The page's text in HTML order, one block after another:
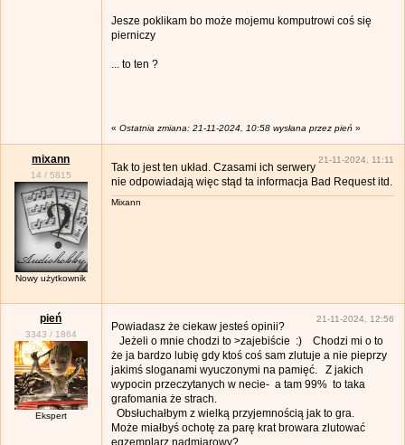
Jesze poklikam bo może mojemu komputrowi coś się
pierniczy
... to ten ?
« Ostatnia zmiana: 21-11-2024, 10:58 wysłana przez pień »
mixann
14 / 5815
Nowy użytkownik
21-11-2024, 11:11
Tak to jest ten układ. Czasami ich serwery
nie odpowiadają więc stąd ta informacja Bad Request itd.
Mixann
pień
3343 / 1864
Ekspert
21-11-2024, 12:56
Powiadasz że ciekaw jesteś opinii?
Jeżeli o mnie chodzi to >zajebiście :) Chodzi mi o to
że ja bardzo lubię gdy ktoś coś sam zlutuje a nie pieprzy
jakimś sloganami wyuczonymi na pamięć. Z jakich
wypocin przeczytanych w necie- a tam 99% to taka
grafomania że strach.
Obsłuchałbym z wielką przyjemnością jak to gra.
Może miałbyś ochotę za parę krat browara zlutować
egzemplarz nadmiarowy?